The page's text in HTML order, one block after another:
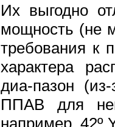
Их выгодно
мощность (не
требования к
характера
диа-пазон
ППАВ для
например, 42º